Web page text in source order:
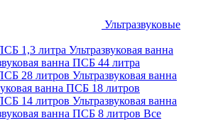
Ультразвуковые
1,3 литра Ультразвуковая ванна
ванна ПСБ 44 литра
28 литров Ультразвуковая ванна
ванна ПСБ 18 литров
14 литров Ультразвуковая ванна
ванна ПСБ 8 литров Все